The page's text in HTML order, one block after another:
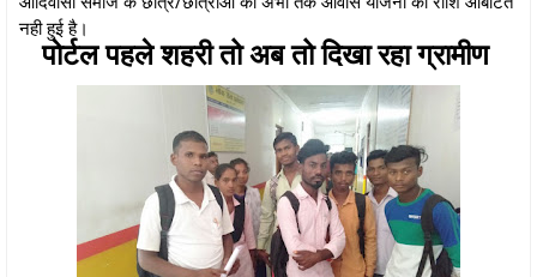
नही हुई है।
पोर्टल पहले शहरी तो अब तो दिखा रहा ग्रामीण